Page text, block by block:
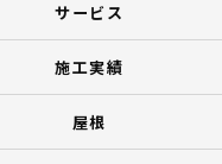
サービス
施工実績
屋根